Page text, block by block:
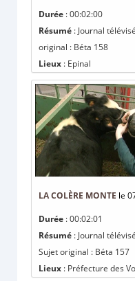
Durée : 00:02:00
Résumé : Journal
original : Béta 158
Lieux : Epinal
LA COLÈRE MONTE le
Durée : 00:02:01
Résumé : Journal
Sujet original : Béta 157
Lieux : Préfecture des